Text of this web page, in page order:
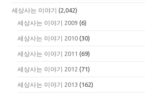
세상사는 이야기 (2,042)
세상사는 이야기 2009 (6)
세상사는 이야기 2010 (30)
세상사는 이야기 2011 (69)
세상사는 이야기 2012 (71)
세상사는 이야기 2013 (162)